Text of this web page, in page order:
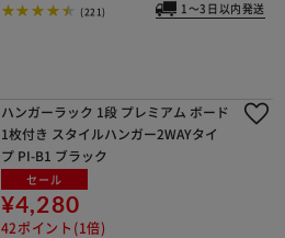
(221) 1～3日以内発送
ハンガーラック 1段 プレミアム ボード
1枚付き スタイルハンガー2WAYタイ
プ PI-B1 ブラック
セール
¥4,280
42ポイント(1倍)